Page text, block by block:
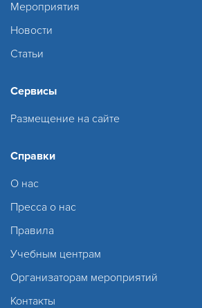
Мероприятия
Новости
Статьи
Сервисы
Размещение на сайте
Справки
О нас
Пресса о нас
Правила
Учебным центрам
Организаторам мероприятий
Контакты